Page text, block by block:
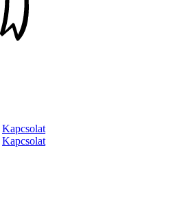
Kapcsolat
Kapcsolat